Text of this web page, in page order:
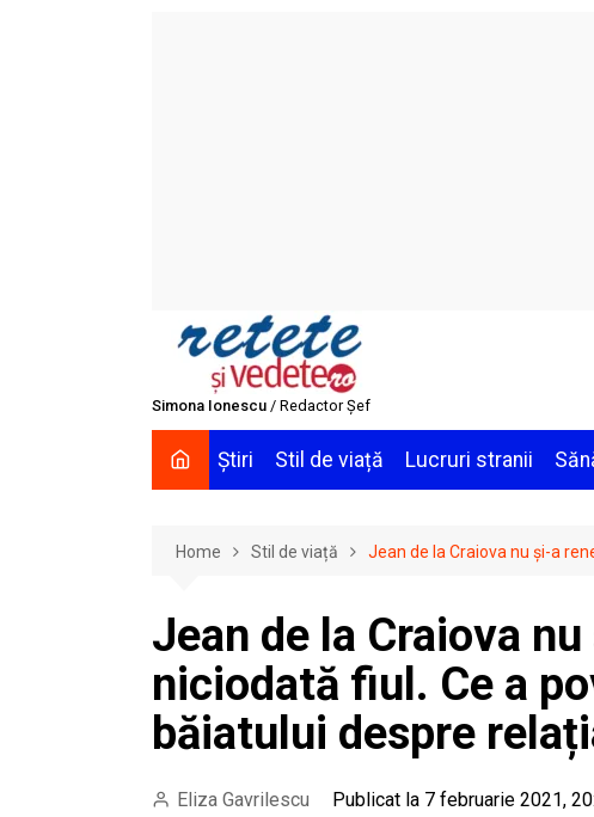
Simona Ionescu / Redactor Șef
Știri Stil de viață Lucruri stranii
Home Stil de viață Jean de la Craiova nu și-a
Jean de la Craiova
niciodată fiul. Ce a
băiatului despre
Eliza Gavrilescu Publicat la 7 februarie 2021,